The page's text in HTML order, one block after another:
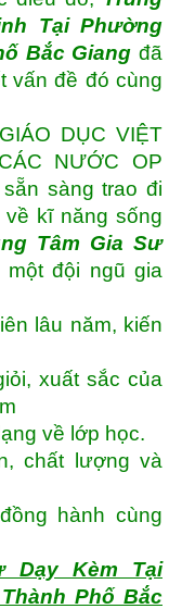
Tại Phường
Bắc Giang đã
vấn đề đó cùng
DỤC VIỆT
NƯỚC OP
sàng trao đi
kĩ năng sống
Tâm Gia Sư
đội ngũ gia
lâu năm, kiến
xuất sắc của
về lớp học.
chất lượng và
hành cùng
Dạy Kèm Tại
Phố Bắc